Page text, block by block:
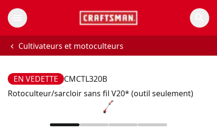
Cultivateurs et motoculteurs
EN VEDETTE
CMCTL320B
Rotoculteur/sarcloir sans fil V20* (outil seulement)